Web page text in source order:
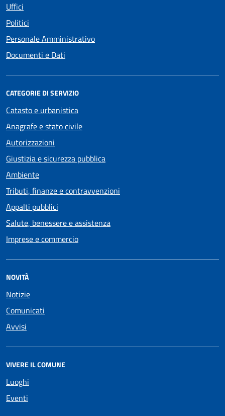
Uffici
Politici
Personale Amministrativo
Documenti e Dati
CATEGORIE DI SERVIZIO
Catasto e urbanistica
Anagrafe e stato civile
Autorizzazioni
Giustizia e sicurezza pubblica
Ambiente
Tributi, finanze e contravvenzioni
Appalti pubblici
Salute, benessere e assistenza
Imprese e commercio
NOVITÀ
Notizie
Comunicati
Avvisi
VIVERE IL COMUNE
Luoghi
Eventi